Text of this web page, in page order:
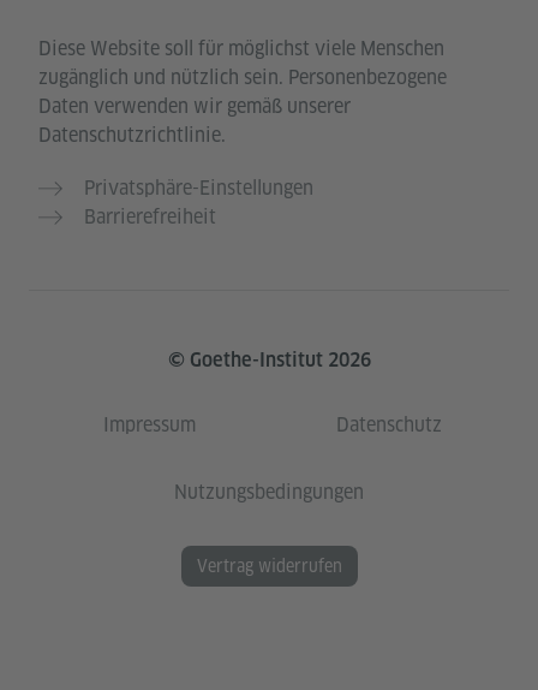
Diese Website soll für möglichst viele Menschen
zugänglich und nützlich sein. Personenbezogene
Daten verwenden wir gemäß unserer
Datenschutzrichtlinie.
Privatsphäre-Einstellungen
Barrierefreiheit
© Goethe-Institut 2026
Impressum Datenschutz
Nutzungsbedingungen
Vertrag widerrufen